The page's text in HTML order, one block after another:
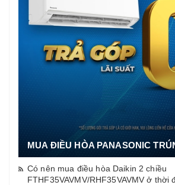
MUA ĐIỀU HÒA PANASONIC
Có nên mua điều hòa Daikin 2 chiều
FTHF35VAVMV/RHF35VAVMV ở thời